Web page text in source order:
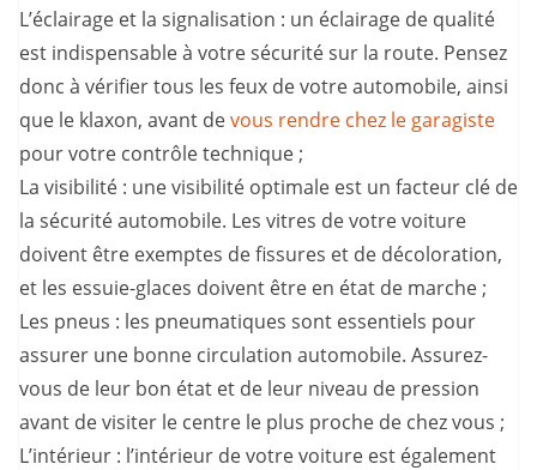
L’éclairage et la signalisation : un éclairage de qualité
est indispensable à votre sécurité sur la route. Pensez
donc à vérifier tous les feux de votre automobile, ainsi
que le klaxon, avant devous rendre chez le garagiste
pour votre contrôle technique ;
La visibilité : une visibilité optimale est un facteur clé de
la sécurité automobile. Les vitres de votre voiture
doivent être exemptes de fissures et de décoloration,
et les essuie-glaces doivent être en état de marche ;
Les pneus : les pneumatiques sont essentiels pour
assurer une bonne circulation automobile. Assurez-
vous de leur bon état et de leur niveau de pression
avant de visiter le centre le plus proche de chez vous ;
L’intérieur : l’intérieur de votre voiture est également